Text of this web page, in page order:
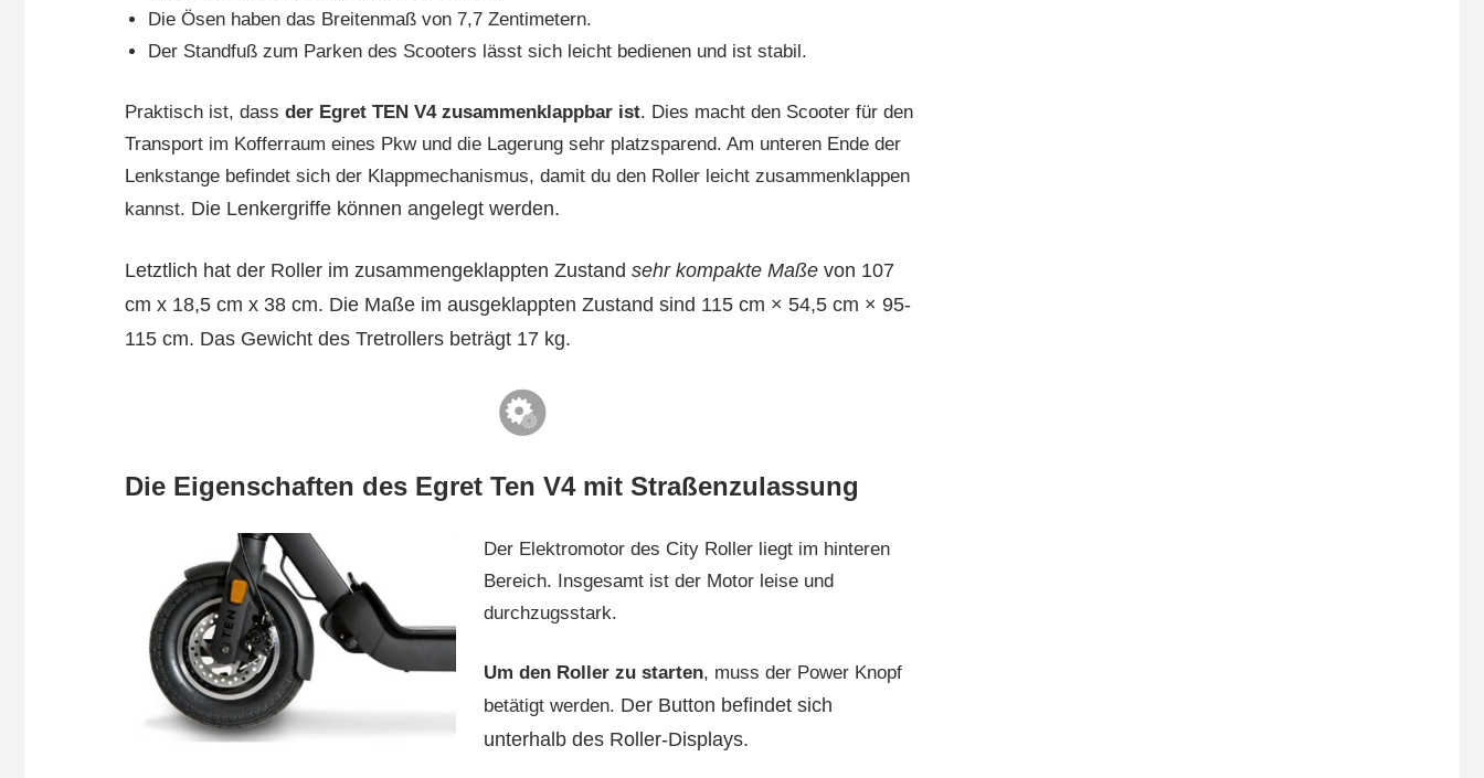
Die Ösen haben das Breitenmaß von 7,7 Zentimetern.
Der Standfuß zum Parken des Scooters lässt sich leicht bedienen und ist stabil.
Praktisch ist, dass der Egret TEN V4 zusammenklappbar ist. Dies macht den Scooter für den
Transport im Kofferraum eines Pkw und die Lagerung sehr platzsparend. Am unteren Ende der
Lenkstange befindet sich der Klappmechanismus, damit du den Roller leicht zusammenklappen
kannst. Die Lenkergriffe können angelegt werden.
Letztlich hat der Roller im zusammengeklappten Zustand sehr kompakte Maßevon 107
cm x 18,5 cm x 38 cm. Die Maße im ausgeklappten Zustand sind 115 cm × 54,5 cm × 95-
115 cm. Das Gewicht des Tretrollers beträgt 17 kg.
Die Eigenschaften des Egret Ten V4 mit Straßenzulassung
Der Elektromotor des City Roller liegt im hinteren
Bereich. Insgesamt ist der Motor leise und
durchzugsstark.
Um den Roller zu starten, muss der Power Knopf
betätigt werden. Der Button befindet sich
unterhalb des Roller-Displays.